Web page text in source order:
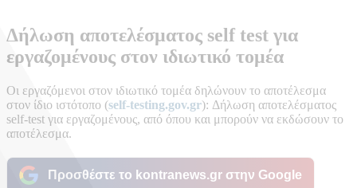
Δήλωση αποτελέσματος self test για
εργαζομένους στον ιδιωτικό τομέα
Οι εργαζόμενοι στον ιδιωτικό τομέα δηλώνουν το αποτέλεσμα
στον ίδιο ιστότοπο (self-testing.gov.gr): Δήλωση αποτελέσματος
self-test για εργαζομένους, από όπου και μπορούν να εκδώσουν το
αποτέλεσμα.
Προσθέστε το kontranews.gr στην Google